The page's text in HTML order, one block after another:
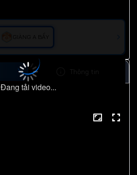
Đang tải video...
GIÀNG A BẨY
Thông tin